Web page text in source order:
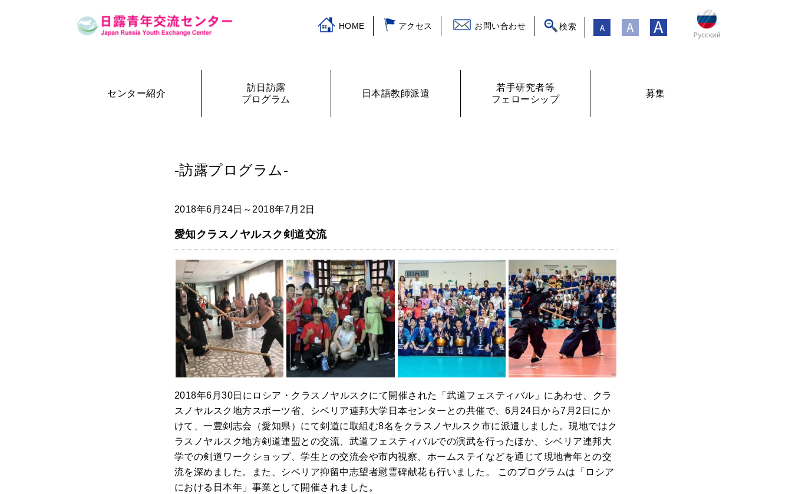
HOME アクセス お問い合わせ 検索
センター紹介
訪日訪露
プログラム
日本語教師派遣
若手研究者等
フェローシップ
募集
-訪露プログラム-
2018年6月24日～2018年7月2日
愛知クラスノヤルスク剣道交流
2018年6月30日にロシア・クラスノヤルスクにて開催された「武道フェスティバル」にあわせ、クラ
スノヤルスク地方スポーツ省、シベリア連邦大学日本センターとの共催で、6月24日から7月2日にか
けて、一豊剣志会（愛知県）にて剣道に取組む8名をクラスノヤルスク市に派遣しました。現地ではク
ラスノヤルスク地方剣道連盟との交流、武道フェスティバルでの演武を行ったほか、シベリア連邦大
学での剣道ワークショップ、学生との交流会や市内視察、ホームステイなどを通じて現地青年との交
流を深めました。また、シベリア抑留中志望者慰霊碑献花も行いました。 このプログラムは「ロシア
における日本年」事業として開催されました。